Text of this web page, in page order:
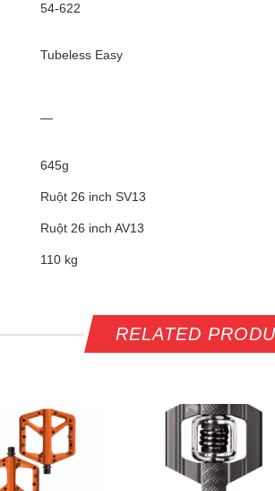
54-622
Tubeless Easy
—
645g
Ruột 26 inch SV13
Ruột 26 inch AV13
110 kg
RELATED